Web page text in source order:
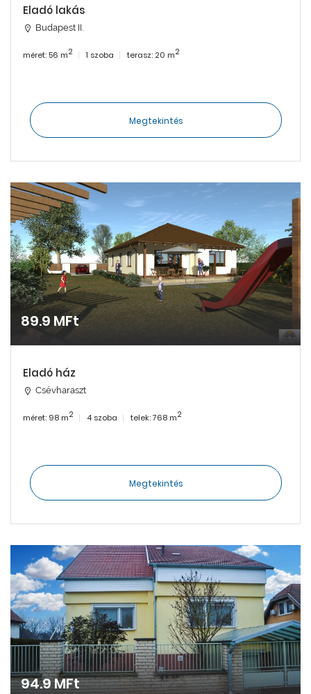
Eladó lakás
Budapest II.
méret: 56 m2 1 szoba terasz: 20 m2
Megtekintés
89.9 MFt
Eladó ház
Csévharaszt
méret: 98 m2 4 szoba telek: 768 m2
Megtekintés
94.9 MFt